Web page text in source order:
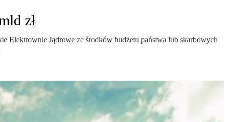
zł
Elektrownie Jądrowe ze środków budżetu państwa lub skarbowych